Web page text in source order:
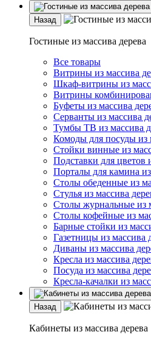
Назад
Гостиные из массива дерева
Все товары
Витрины из массива
Шкаф-витрины из
Витрины
Буфеты из массива
Серванты из массива
Тумбы ТВ из массива
Комоды для посуды из
Стойки винные из
Подставки для цветов
Порталы для камина
Столы обеденные из
Стулья из массива
Столы журнальные из
Столы кофейные из
Барные стойки из
Газетницы из массива
Диваны из массива
Кресла из массива
Посуда из массива
Кресла-качалки из
Назад
Кабинеты из массива дерева